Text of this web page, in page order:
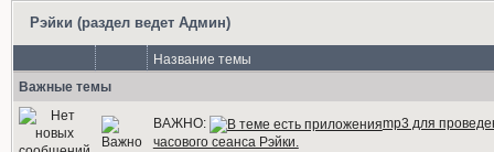
Рэйки (раздел ведет Админ)
Название темы
Важные темы
ВАЖНО:
mp3 для
часового сеанса Рэйки.